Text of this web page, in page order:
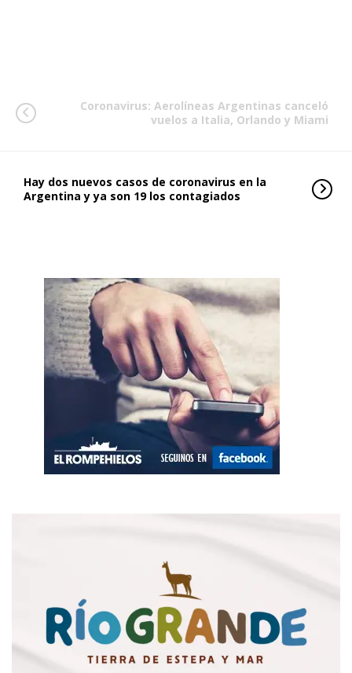
Coronavirus: Aerolíneas Argentinas canceló
vuelos a Italia, Orlando y Miami
Hay dos nuevos casos de coronavirus en la
Argentina y ya son 19 los contagiados